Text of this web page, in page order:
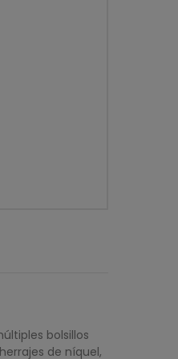
bolsillos
de níquel,